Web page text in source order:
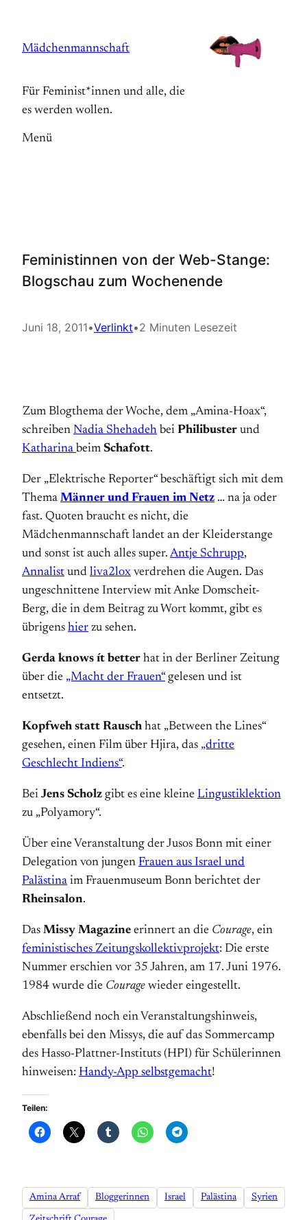
springen
Mädchenmannschaft
Für Feminist*innen und alle, die
es werden wollen.
Menü
Feministinnen von der Web-Stange:
Blogschau zum Wochenende
Juni 18, 2011•Verlinkt•2 Minuten Lesezeit
Zum Blogthema der Woche, dem „Amina-Hoax“,
schreiben Nadia Shehadeh bei Philibuster und
Katharina beim Schafott.
Der „Elektrische Reporter“ beschäftigt sich mit dem
Thema Männer und Frauen im Netz … na ja oder
fast. Quoten braucht es nicht, die
Mädchenmannschaft landet an der Kleiderstange
und sonst ist auch alles super. Antje Schrupp,
Annalist und liva2lox verdrehen die Augen. Das
ungeschnittene Interview mit Anke Domscheit-
Berg, die in dem Beitrag zu Wort kommt, gibt es
übrigens hier zu sehen.
Gerda knows ít better hat in der Berliner Zeitung
über die „Macht der Frauen“ gelesen und ist
entsetzt.
Kopfweh statt Rausch hat „Between the Lines“
gesehen, einen Film über Hjira, das „dritte
Geschlecht Indiens“.
Bei Jens Scholz gibt es eine kleine Lingustiklektion
zu „Polyamory“.
Über eine Veranstaltung der Jusos Bonn mit einer
Delegation von jungen Frauen aus Israel und
Palästina im Frauenmuseum Bonn berichtet der
Rheinsalon.
Das Missy Magazine erinnert an die Courage, ein
feministisches Zeitungskollektivprojekt: Die erste
Nummer erschien vor 35 Jahren, am 17. Juni 1976.
1984 wurde die Courage wieder eingestellt.
Abschließend noch ein Veranstaltungshinweis,
ebenfalls bei den Missys, die auf das Sommercamp
des Hasso-Plattner-Instituts (HPI) für Schülerinnen
hinweisen: Handy-App selbstgemacht!
Teilen:
Amina Arraf Bloggerinnen Israel Palästina Syrien